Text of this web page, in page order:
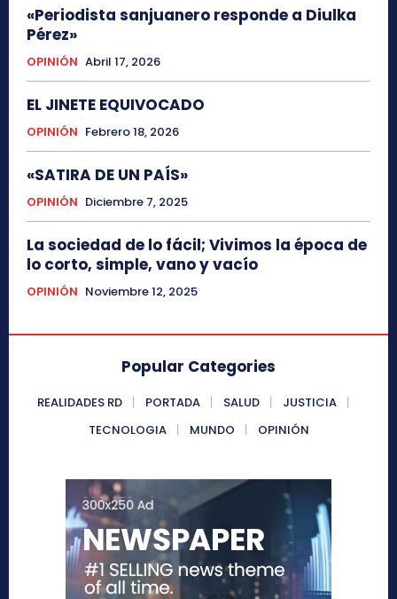
«Periodista sanjuanero responde a Diulka
Pérez»
OPINIÓN Abril 17, 2026
EL JINETE EQUIVOCADO
OPINIÓN Febrero 18, 2026
«SATIRA DE UN PAÍS»
OPINIÓN Diciembre 7, 2025
La sociedad de lo fácil; Vivimos la época de
lo corto, simple, vano y vacío
OPINIÓN Noviembre 12, 2025
Popular Categories
REALIDADES RD PORTADA SALUD
JUSTICIA
TECNOLOGIA
MUNDO OPINIÓN